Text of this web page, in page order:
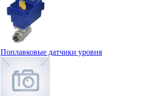
Поплавковые датчики уровня